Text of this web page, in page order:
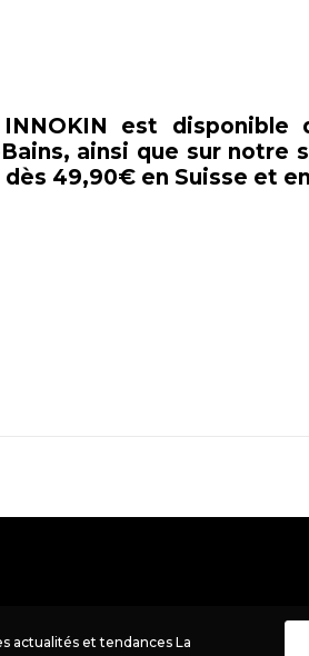
est
ainsi que sur notre
49,90€ en Suisse et
actualités et tendances La